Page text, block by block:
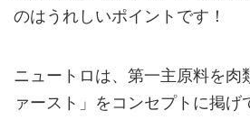
のはうれしいポイントです！
ニュートロは、第一主原料を肉
ァースト」をコンセプトに掲げ